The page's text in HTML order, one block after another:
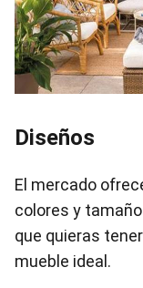
Diseños
El mercado
colores y
que quieras
mueble ideal.